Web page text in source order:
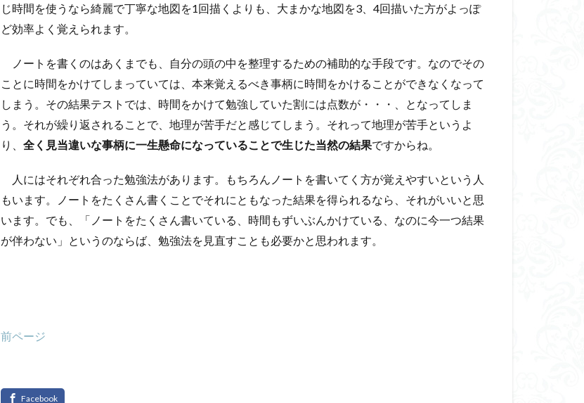
じ時間を使うなら綺麗で丁寧な地図を1回描くよりも、大まかな地図を3、4回描いた方がよっぽ
ど効率よく覚えられます。
ノートを書くのはあくまでも、自分の頭の中を整理するための補助的な手段です。なのでその
ことに時間をかけてしまっていては、本来覚えるべき事柄に時間をかけることができなくなって
しまう。その結果テストでは、時間をかけて勉強していた割には点数が・・・、となってしま
う。それが繰り返されることで、地理が苦手だと感じてしまう。それって地理が苦手というよ
り、 全く見当違いな事柄に一生懸命になっていることで生じた当然の結果ですからね。
人にはそれぞれ合った勉強法があります。もちろんノートを書いてく方が覚えやすいという人
もいます。ノートをたくさん書くことでそれにともなった結果を得られるなら、それがいいと思
います。でも、「ノートをたくさん書いている、時間もずいぶんかけている、なのに今一つ結果
が伴わない」というのならば、勉強法を見直すことも必要かと思われます。
前ページ